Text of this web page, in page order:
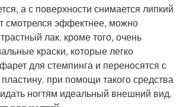
а с поверхности снимается липкий
смотрелся эффектнее, можно
лак. кроме того, очень
краски, которые легко
для стемпинга и переносятся с
при помощи такого средства
ногтям идеальный внешний вид.